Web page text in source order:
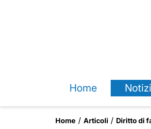
Home
Home Articoli Diritto di